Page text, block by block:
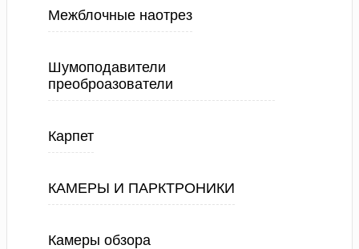
Межблочные наотрез
Шумоподавители
преоброазователи
Карпет
КАМЕРЫ И ПАРКТРОНИКИ
Камеры обзора